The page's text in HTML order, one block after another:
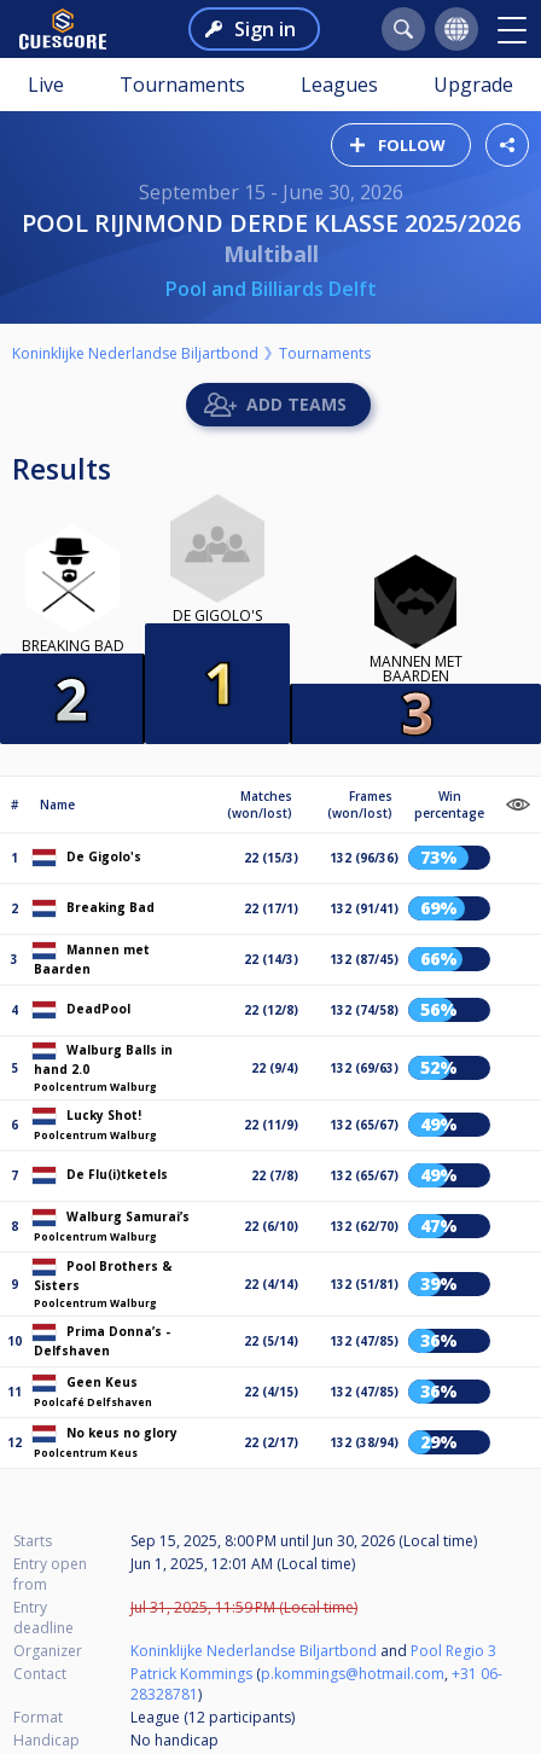
Sign in
Live Tournaments Leagues Upgrade
FOLLOW
September 15 - June 30, 2026
POOL RIJNMOND DERDE KLASSE 2025/2026
Multiball
Pool and Billiards Delft
Koninklijke Nederlandse Biljartbond Tournaments
ADD TEAMS
Results
BREAKING BAD
DE GIGOLO'S
MANNEN MET
BAARDEN
# Name
Matches
(won/lost)
Frames
(won/lost)
Win
percentage
1 De Gigolo's 22 (15/3) 132 (96/36) 73%
2 Breaking Bad 22 (17/1) 132 (91/41) 69%
3
Mannen met
Baarden
22 (14/3) 132 (87/45) 66%
4 DeadPool 22 (12/8) 132 (74/58) 56%
5
Walburg Balls in
hand 2.0
Poolcentrum Walburg
22 (9/4) 132 (69/63) 52%
6
Lucky Shot!
Poolcentrum Walburg
22 (11/9) 132 (65/67) 49%
7 De Flu(i)tketels 22 (7/8) 132 (65/67) 49%
8
Walburg Samurai’s
Poolcentrum Walburg
22 (6/10) 132 (62/70) 47%
9
Pool Brothers &
Sisters
Poolcentrum Walburg
22 (4/14) 132 (51/81) 39%
10
Prima Donna’s -
Delfshaven
22 (5/14) 132 (47/85) 36%
11
Geen Keus
Poolcafé Delfshaven
22 (4/15) 132 (47/85) 36%
12
No keus no glory
Poolcentrum Keus
22 (2/17) 132 (38/94) 29%
Starts Sep 15, 2025, 8:00 PM until Jun 30, 2026 (Local time)
Entry open
from
Jun 1, 2025, 12:01 AM (Local time)
Entry
deadline
Jul 31, 2025, 11:59 PM (Local time)
Organizer Koninklijke Nederlandse Biljartbond and Pool Regio 3
Contact
Patrick Kommings (p.kommings@hotmail.com,+31 06-
28328781)
Format
League (12 participants)
Handicap
No handicap